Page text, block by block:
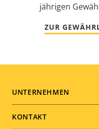
jährigen
ZUR
Footer
menu
UNTERNEHMEN
KONTAKT